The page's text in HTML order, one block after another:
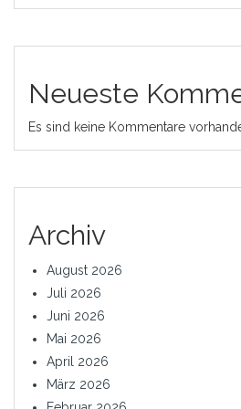
Neueste
Es sind keine Kommentare
Archiv
August 2026
Juli 2026
Juni 2026
Mai 2026
April 2026
März 2026